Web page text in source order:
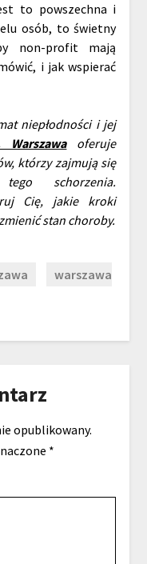
to powszechna i
osób, to świetny
non-profit mają
i jak wspierać
niepłodności i jej
Warszawaoferuje
którzy zajmują się
schorzenia.
Cię, jakie kroki
stan choroby.
warszawa
opublikowany.
*